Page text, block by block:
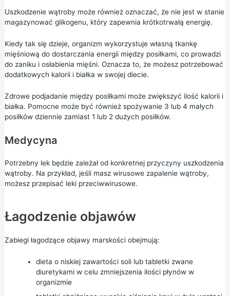
Uszkodzenie wątroby może również oznaczać, że nie jest w stanie
magazynować glikogenu, który zapewnia krótkotrwałą energię.
Kiedy tak się dzieje, organizm wykorzystuje własną tkankę
mięśniową do dostarczania energii między posiłkami, co prowadzi
do zaniku i osłabienia mięśni. Oznacza to, że możesz potrzebować
dodatkowych kalorii i białka w swojej diecie.
Zdrowe podjadanie między posiłkami może zwiększyć ilość kalorii i
białka. Pomocne może być również spożywanie 3 lub 4 małych
posiłków dziennie zamiast 1 lub 2 dużych posiłków.
Medycyna
Potrzebny lek będzie zależał od konkretnej przyczyny uszkodzenia
wątroby. Na przykład, jeśli masz wirusowe zapalenie wątroby,
możesz przepisać leki przeciwwirusowe.
Łagodzenie objawów
Zabiegi łagodzące objawy marskości obejmują:
dieta o niskiej zawartości soli lub tabletki zwane
diuretykami w celu zmniejszenia ilości płynów w
organizmie